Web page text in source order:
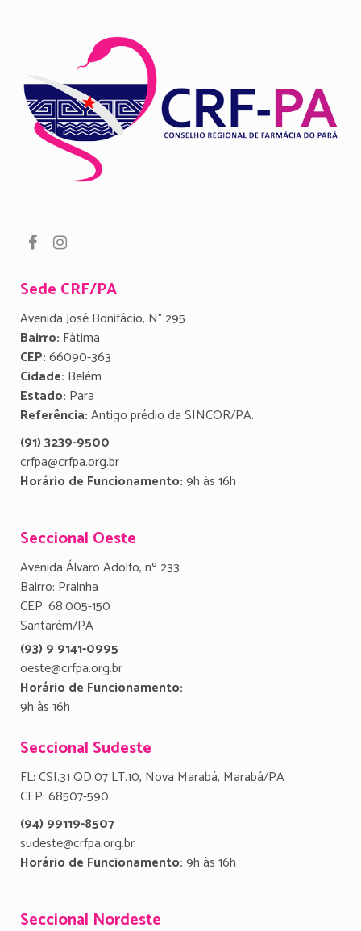
Sede CRF/PA
Avenida José Bonifácio, N° 295
Bairro: Fátima
CEP:66090-363
Cidade: Belém
Estado: Para
Referência:Antigo prédio da SINCOR/PA.
(91) 3239-9500
crfpa@crfpa.org.br
Horário de Funcionamento:9h às 16h
Seccional Oeste
Avenida Álvaro Adolfo, nº 233
Bairro: Prainha
CEP: 68.005-150
Santarém/PA
(93) 9 9141-0995
oeste@crfpa.org.br
Horário de Funcionamento:
9h às 16h
Seccional Sudeste
FL: CSI.31 QD.07 LT.10, Nova Marabá, Marabá/PA
CEP: 68507-590.
(94) 99119-8507
sudeste@crfpa.org.br
Horário de Funcionamento:9h às 16h
Seccional Nordeste